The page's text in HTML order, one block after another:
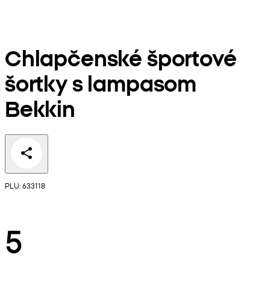
Chlapčenské športové
šortky s lampasom
Bekkin
PLU: 633118
5